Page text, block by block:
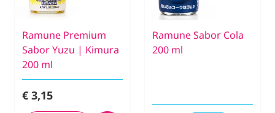
Ramune Premium
Sabor Yuzu | Kimura
200 ml
€ 3,15
Ramune Sabor Cola
200 ml